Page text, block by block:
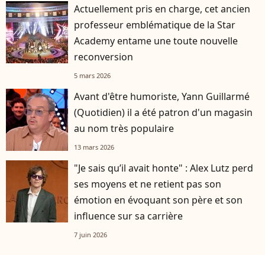
Actuellement pris en charge, cet ancien
professeur emblématique de la Star
Academy entame une toute nouvelle
reconversion
5 mars 2026
Avant d'être humoriste, Yann Guillarmé
(Quotidien) il a été patron d'un magasin
au nom très populaire
13 mars 2026
"Je sais qu’il avait honte" : Alex Lutz perd
ses moyens et ne retient pas son
émotion en évoquant son père et son
influence sur sa carrière
7 juin 2026